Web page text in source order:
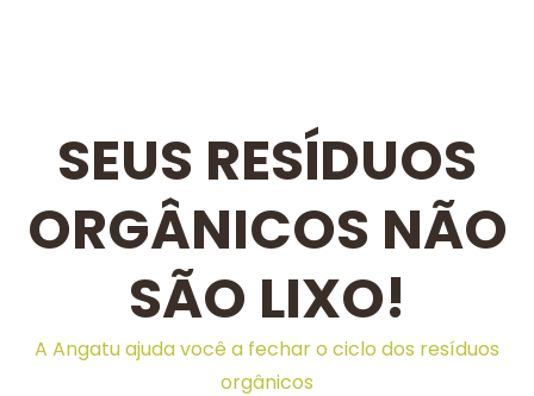
SEUS RESÍDUOS
ORGÂNICOS NÃO
SÃO LIXO!
A Angatu ajuda você a fechar o ciclo dos resíduos
orgânicos